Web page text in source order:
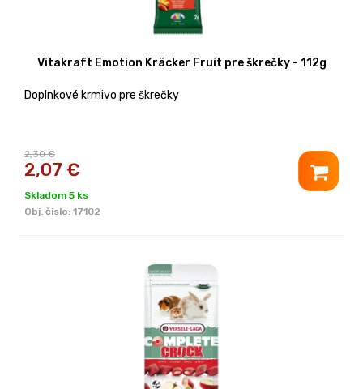
Vitakraft Emotion Kräcker Fruit pre škrečky - 112g
Doplnkové krmivo pre škrečky
2,30 €
2,07 €
Skladom 5 ks
Obj. čislo: 17102